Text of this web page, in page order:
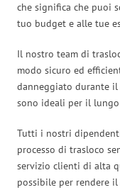
che significa che puoi
tuo budget e alle tue
Il nostro team di
modo sicuro ed
danneggiato durante
sono ideali per il
Tutti i nostri
processo di trasloco
servizio clienti di alta
possibile per rendere